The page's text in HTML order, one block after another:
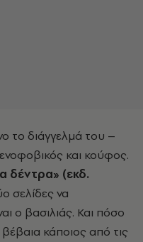
το διάγγελμά του –
και κούφος.
δέντρα» (εκδ.
σελίδες να
ο βασιλιάς. Και πόσο
κάποιος από τις